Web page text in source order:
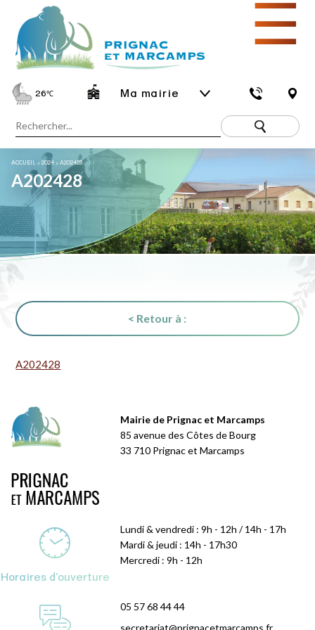
26℃ Ma mairie
☰
ACCUEIL »2024 »A202428
A202428
< Retour à :
A202428
Mairie de Prignac et Marcamps
85 avenue des Côtes de Bourg
33 710 Prignac et Marcamps
Horaires d'ouverture
Lundi & vendredi : 9h - 12h / 14h - 17h
Mardi & jeudi : 14h - 17h30
Mercredi : 9h - 12h
05 57 68 44 44